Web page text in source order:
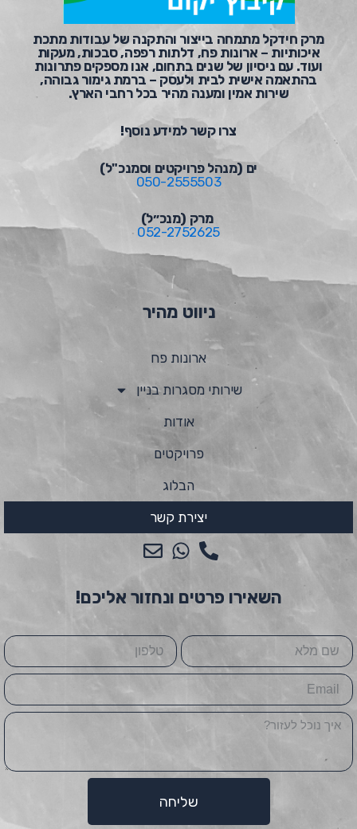
מרק חידקל מתמחה בייצור והתקנה של עבודות מתכת
איכותיות – ארונות פח, דלתות רפפה, סבכות, מעקות
ועוד. עם ניסיון של שנים בתחום, אנו מספקים פתרונות
בהתאמה אישית לבית ולעסק – ברמת גימור גבוהה,
שירות אמין ומענה מהיר בכל רחבי הארץ.
צרו קשר למידע נוסף!
ים (מנהל פרויקטים וסמנכ"ל)
050-2555503
מרק (מנכ״ל)
052-2752625
ניווט מהיר
ארונות פח
שירותי מסגרות בניין
אודות
פרויקטים
הבלוג
יצירת קשר
השאירו פרטים ונחזור אליכם!
Name טלפון
Email
Message
שליחה